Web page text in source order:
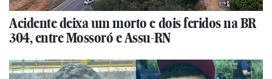
Acidente deixa um morto e dois feridos na BR
304, entre Mossoró e Assu-RN